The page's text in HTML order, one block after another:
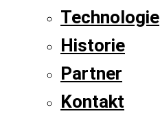
Technologie
Historie
Partner
Kontakt